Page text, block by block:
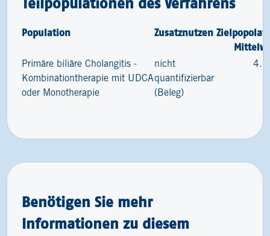
Teilpopulationen des Verfahrens
Population Zusatznutzen
Primäre biliäre Cholangitis -
Kombinationtherapie mit UDCA
oder Monotherapie
nicht
quantifizierbar
(Beleg)
Benötigen Sie mehr
Informationen zu diesem